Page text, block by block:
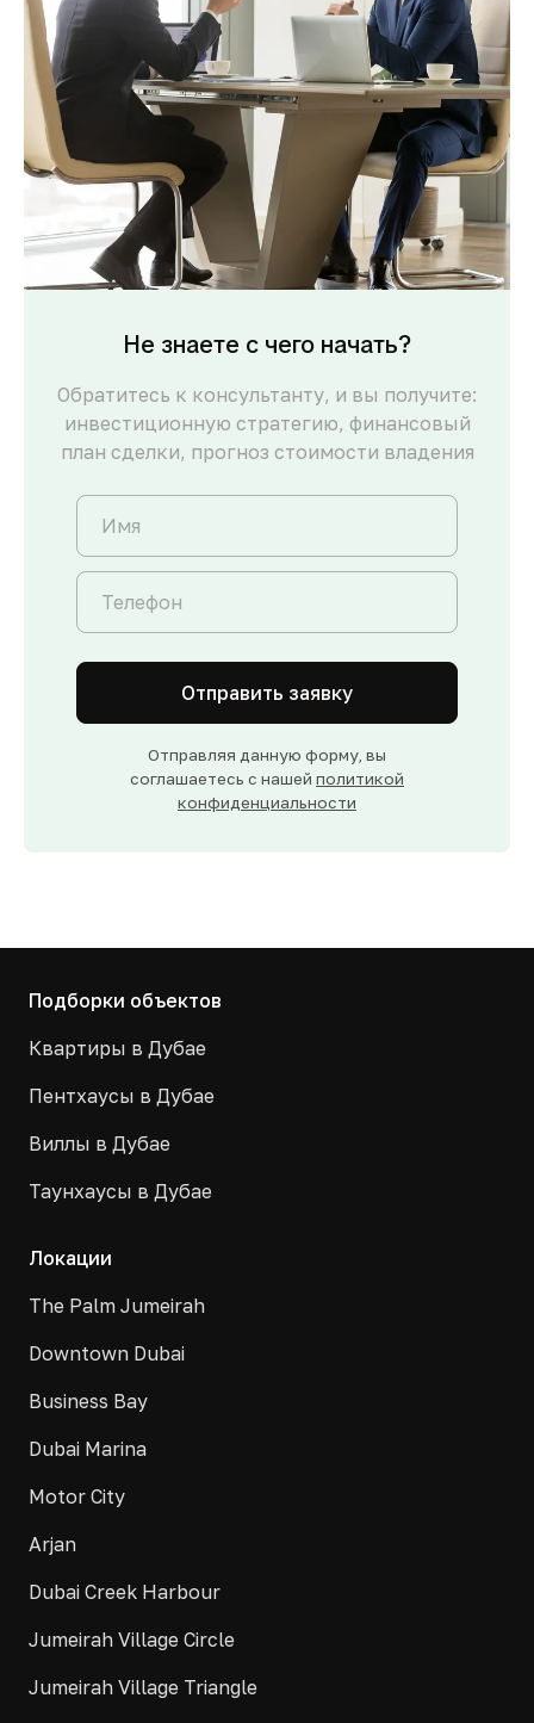
Не знаете с чего начать?
Обратитесь к консультанту, и вы получите:
инвестиционную стратегию, финансовый
план сделки, прогноз стоимости владения
Отправить заявку
Отправляя данную форму, вы
соглашаетесь с нашей политикой
конфиденциальности
Подборки объектов
Квартиры в Дубае
Пентхаусы в Дубае
Виллы в Дубае
Таунхаусы в Дубае
Локации
The Palm Jumeirah
Downtown Dubai
Business Bay
Dubai Marina
Motor City
Arjan
Dubai Creek Harbour
Jumeirah Village Circle
Jumeirah Village Triangle